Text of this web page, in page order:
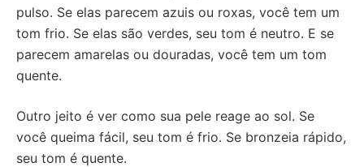
pulso. Se elas parecem azuis ou roxas, você tem um
tom frio. Se elas são verdes, seu tom é neutro. E se
parecem amarelas ou douradas, você tem um tom
quente.
Outro jeito é ver como sua pele reage ao sol. Se
você queima fácil, seu tom é frio. Se bronzeia rápido,
seu tom é quente.